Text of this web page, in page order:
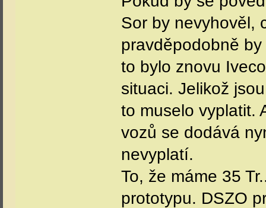
Sor by nevyhověl,
pravděpodobně
to bylo znovu
situaci. Jelikož
to muselo vyplatit.
vozů se dodává
nevyplatí.
To, že máme 35
prototypu. DSZO